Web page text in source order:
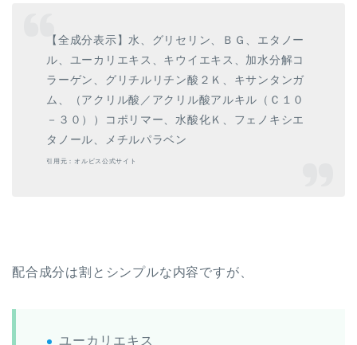
【全成分表示】水、グリセリン、ＢＧ、エタノー
ル、ユーカリエキス、キウイエキス、加水分解コ
ラーゲン、グリチルリチン酸２Ｋ、キサンタンガ
ム、（アクリル酸／アクリル酸アルキル（Ｃ１０
－３０））コポリマー、水酸化Ｋ、フェノキシエ
タノール、メチルパラベン
引用元：オルビス公式サイト
配合成分は割とシンプルな内容ですが、
ユーカリエキス